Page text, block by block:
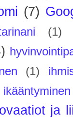
(7)
(1)
(1)
ikääntyminen
ja